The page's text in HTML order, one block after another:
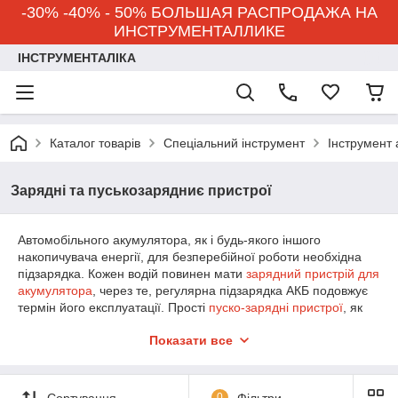
-30% -40% - 50% БОЛЬШАЯ РАСПРОДАЖА НА
ИНСТРУМЕНТАЛЛИКЕ
ІНСТРУМЕНТАЛІКА
Каталог товарів Спеціальний інструмент Інструмент
Зарядні та пуськозарядниє пристрої
Автомобільного акумулятора, як і будь-якого іншого
накопичувача енергії, для безперебійної роботи необхідна
підзарядка. Кожен водій повинен мати зарядний пристрій для
акумулятора , через те, регулярна підзарядка АКБ подовжує
термін його експлуатації. Прості пуско-зарядні пристрої , як
призначені для легкових автомобілів і вантажівок, що
також обслуговувати мотоцикли (робоча напруга 6 В) і/або
певні вантажні автомобілі (напруга бортмережі 24 В). Слід
Показати все